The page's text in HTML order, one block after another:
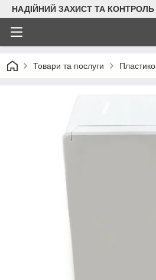
НАДІЙНИЙ ЗАХИСТ ТА
Товари та послуги